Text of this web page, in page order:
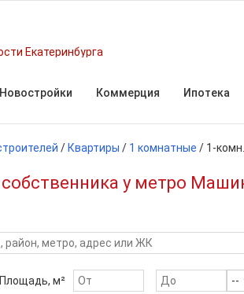
Екатеринбурга
Новостройки Коммерция Ипотека
/ Квартиры / 1 комнатные / 1-
у метро
Площадь, м² --